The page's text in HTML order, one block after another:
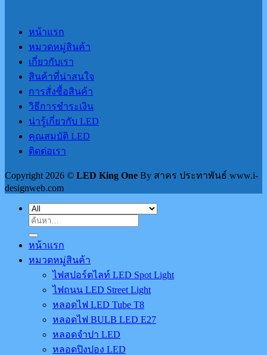
หน้าแรก
หมวดหมู่สินค้า
เกี่ยวกับเรา
สินค้าที่น่าสนใจ
การสั่งซื้อสินค้า
วิธีการชำระเงิน
น่ารู้เกี่ยวกับ LED
คุณสมบัติ LED
ติดต่อเรา
Copyright 2026 © LED King One By สาคร ประทาพันธ์ www.i-
designweb.com
ค้นหา:
หน้าแรก
หมวดหมู่สินค้า
ไฟสปอร์ตไลท์ LED Spot Light
ไฟถนน LED Street Light
หลอดไฟ LED Tube T8
หลอดไฟ BULB LED E27
หลอดจำปา LED
หลอดปิงปอง LED